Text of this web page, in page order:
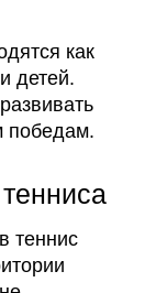
как
детей.
победам.
теннис